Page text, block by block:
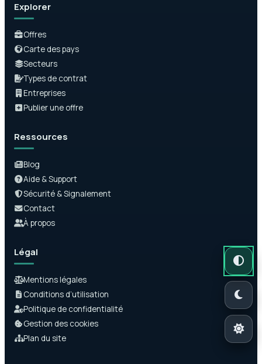
Explorer
Offres
Carte des pays
Secteurs
Types de contrat
Entreprises
Publier une offre
Ressources
Blog
Aide & Support
Sécurité & Signalement
Contact
À propos
Légal
Mentions légales
Conditions d’utilisation
Politique de confidentialité
Gestion des cookies
Plan du site
Mode
Mode
Mode clair